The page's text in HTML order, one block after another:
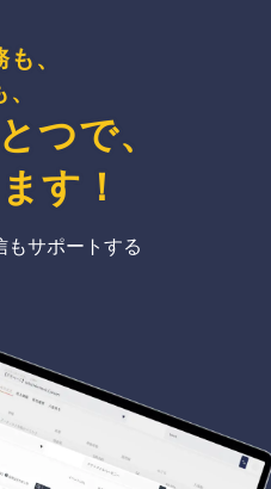
、
つで、
す ！
もサポートする